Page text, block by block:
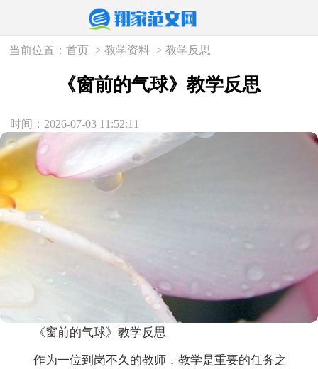
当前位置：首页 >教学资料 >教学反思
《窗前的气球》教学反思
时间：2026-07-03 11:52:11
《窗前的气球》教学反思
作为一位到岗不久的教师，教学是重要的任务之